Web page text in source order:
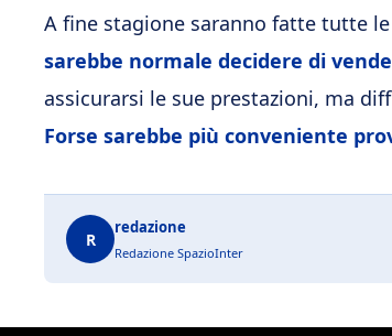
A fine stagione saranno fatte tutte
sarebbe normale decidere di
assicurarsi le sue prestazioni, ma
Forse sarebbe più conveniente
R
redazione
Redazione SpazioInter